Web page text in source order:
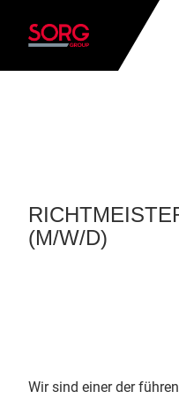
(M/W/D)
Wir sind einer der